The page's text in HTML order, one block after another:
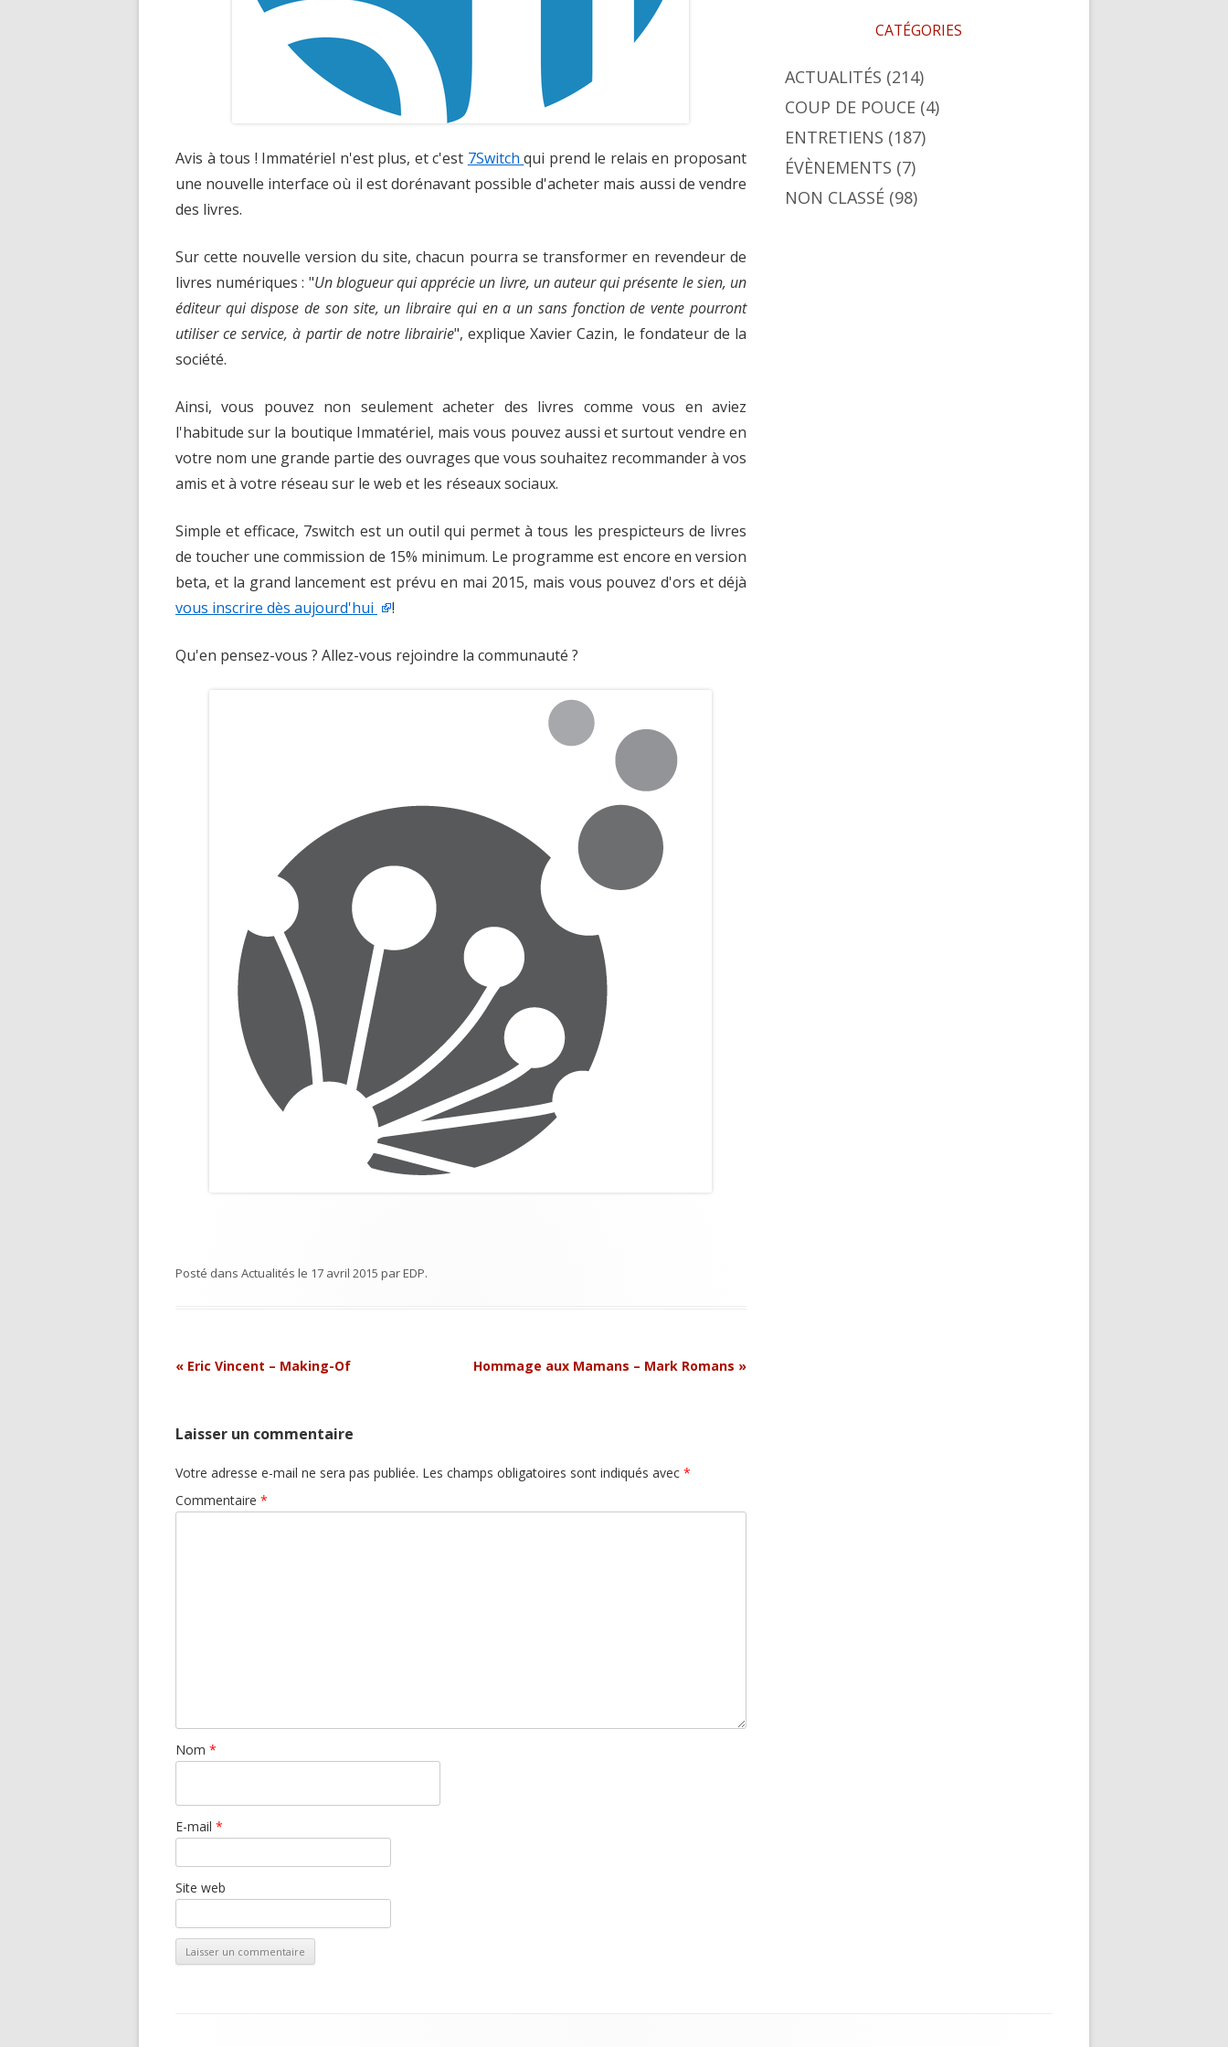
Avis à tous ! Immatériel n'est plus, et c'est 7Switchqui prend le relais en proposant
une nouvelle interface où il est dorénavant possible d'acheter mais aussi de vendre
des livres.
Sur cette nouvelle version du site, chacun pourra se transformer en revendeur de
livres numériques : "Un blogueur qui apprécie un livre, un auteur qui présente le sien, un
éditeur qui dispose de son site, un libraire qui en a un sans fonction de vente pourront
utiliser ce service, à partir de notre librairie", explique Xavier Cazin, le fondateur de la
société.
Ainsi, vous pouvez non seulement acheter des livres comme vous en aviez
l'habitude sur la boutique Immatériel, mais vous pouvez aussi et surtout vendre en
votre nom une grande partie des ouvrages que vous souhaitez recommander à vos
amis et à votre réseau sur le web et les réseaux sociaux.
Simple et efficace, 7switch est un outil qui permet à tous les prespicteurs de livres
de toucher une commission de 15% minimum. Le programme est encore en version
beta, et la grand lancement est prévu en mai 2015, mais vous pouvez d'ors et déjà
vous inscrire dès aujourd'hui
!
Qu'en pensez-vous ? Allez-vous rejoindre la communauté ?
Posté dans Actualités le 17 avril 2015 parEDP.
Navigation
« Eric Vincent – Making-Of Hommage aux Mamans – Mark Romans »
Laisser un commentaire
Votre adresse e-mail ne sera pas publiée. Les champs obligatoires sont indiqués avec *
Commentaire *
Nom *
E-mail *
Site web
CATÉGORIES
ACTUALITÉS (214)
COUP DE POUCE (4)
ENTRETIENS (187)
ÉVÈNEMENTS (7)
NON CLASSÉ (98)